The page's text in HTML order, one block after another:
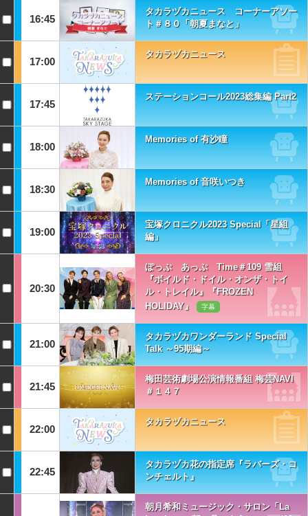
16:45
タカラヅカニュース コーナーアソー
ト＃８０「朝夏まなと」
17:00
タカラヅカニュース
17:45
ステーションコール2023総集編 Part2
18:00
Memories of 有沙瞳
18:30
Memories of 音咲いつき
19:00
宝塚クロニクル2023 Special「星組
編」
20:30
ぽっぷ あっぷ Time＃109 雪組
『ボイルド・ドイル・オンザ・トイ
ル・トレイル』『FROZEN
HOLIDAY』
字幕
21:00
タカラヅカワンダーランド Special
Talk ～95期編～
21:45
梅田芸術劇場公演情報番組 梅芸NAVI
＃１４７
22:00
タカラヅカニュース
22:45
タカラヅカ花の指定席『ラバーズ・コ
ンチェルト』
朝月希和ミュージック・サロン「La